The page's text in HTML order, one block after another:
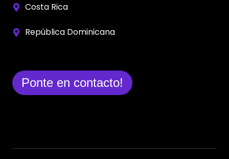
Costa Rica
República Dominicana
Ponte en contacto!